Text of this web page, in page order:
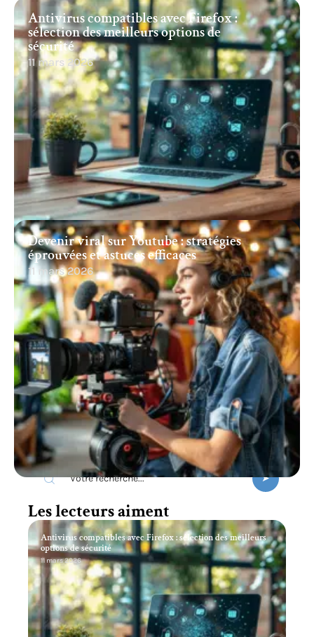
Antivirus compatibles avec Firefox :
sélection des meilleurs options de
sécurité
11 mars 2026
Devenir viral sur Youtube : stratégies
éprouvées et astuces efficaces
11 mars 2026
Recherche
Les lecteurs aiment
Antivirus compatibles avec Firefox : sélection des meilleurs
options de sécurité
11 mars 2026